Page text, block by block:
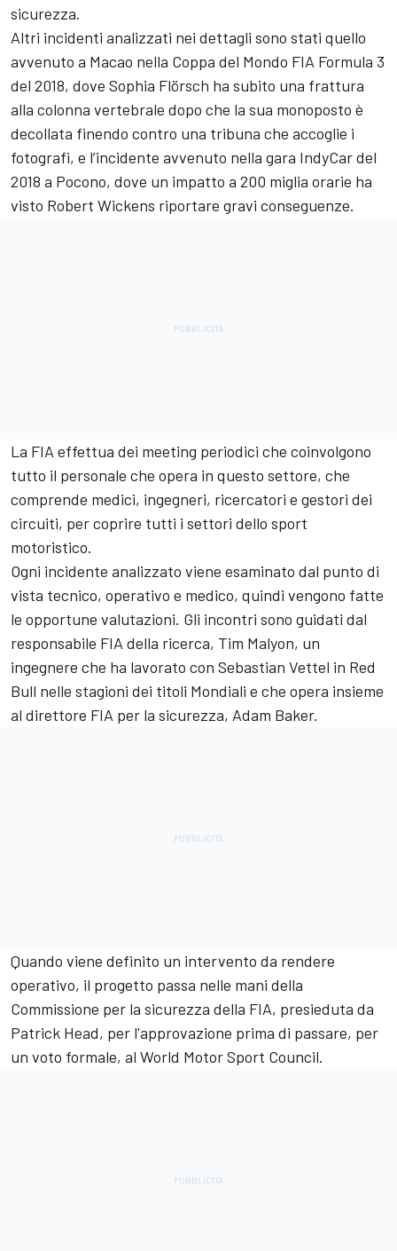
sicurezza.
Altri incidenti analizzati nei dettagli sono stati quello
avvenuto a Macao nella Coppa del Mondo FIA Formula 3
del 2018, dove Sophia Flörsch ha subito una frattura
alla colonna vertebrale dopo che la sua monoposto è
decollata finendo contro una tribuna che accoglie i
fotografi, e l’incidente avvenuto nella gara IndyCar del
2018 a Pocono, dove un impatto a 200 miglia orarie ha
visto Robert Wickens riportare gravi conseguenze.
La FIA effettua dei meeting periodici che coinvolgono
tutto il personale che opera in questo settore, che
comprende medici, ingegneri, ricercatori e gestori dei
circuiti, per coprire tutti i settori dello sport
motoristico.
Ogni incidente analizzato viene esaminato dal punto di
vista tecnico, operativo e medico, quindi vengono fatte
le opportune valutazioni. Gli incontri sono guidati dal
responsabile FIA della ricerca, Tim Malyon, un
ingegnere che ha lavorato con Sebastian Vettel in Red
Bull nelle stagioni dei titoli Mondiali e che opera insieme
al direttore FIA per la sicurezza, Adam Baker.
Quando viene definito un intervento da rendere
operativo, il progetto passa nelle mani della
Commissione per la sicurezza della FIA, presieduta da
Patrick Head, per l'approvazione prima di passare, per
un voto formale, al World Motor Sport Council.